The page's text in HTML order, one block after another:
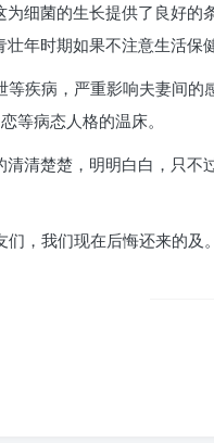
细菌的生长提供了良好
年时期如果不注意生活保
等疾病，严重影响夫妻间
等病态人格的温床。
清楚楚，明明白白，只不
，我们现在后悔还来的及